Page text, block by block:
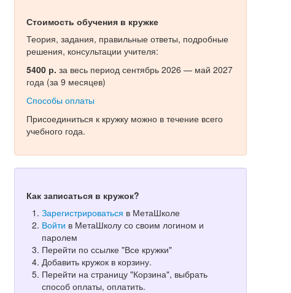
Стоимость обучения в кружке
Теория, задания, правильные ответы, подробные
решения, консультации учителя:
5400 р. за весь период сентябрь 2026 — май 2027
года (за 9 месяцев)
Способы оплаты
Присоединиться к кружку можно в течение всего
учебного года.
Как записаться в кружок?
Зарегистрироваться в МетаШколе
Войти в МетаШколу со своим логином и
паролем
Перейти по ссылке "Все кружки"
Добавить кружок в корзину.
Перейти на страницу "Корзина", выбрать
способ оплаты, оплатить.